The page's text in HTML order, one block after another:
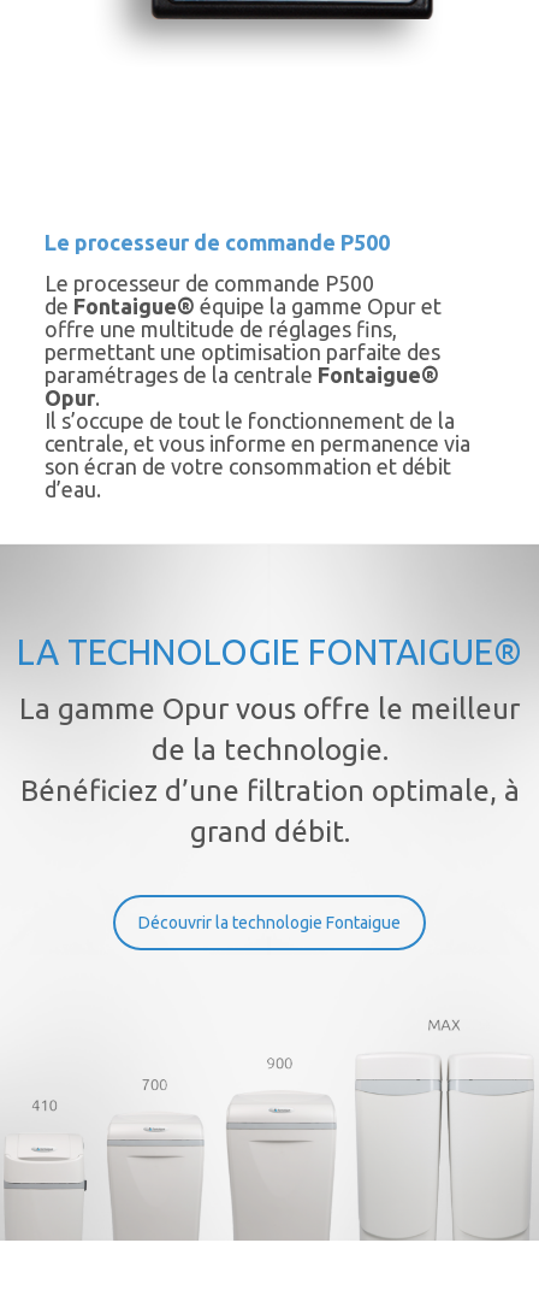
Le processeur de commande P500
Le processeur de commande P500
de Fontaigue® équipe la gamme Opur et
offre une multitude de réglages fins,
permettant une optimisation parfaite des
paramétrages de la centrale Fontaigue®
Opur.
Il s’occupe de tout le fonctionnement de la
centrale, et vous informe en permanence via
son écran de votre consommation et débit
d’eau.
LA TECHNOLOGIE FONTAIGUE®
La gamme Opur vous offre le meilleur
de la technologie.
Bénéficiez d’une filtration optimale, à
grand débit.
Découvrir la technologie Fontaigue